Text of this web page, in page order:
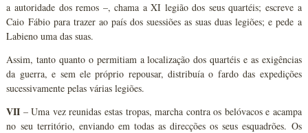
a autoridade dos remos –, chama a XI legião dos seus quartéis; escreve a
Caio Fábio para trazer ao país dos suessiões as suas duas legiões; e pede a
Labieno uma das suas.
Assim, tanto quanto o permitiam a localização dos quartéis e as exigências
da guerra, e sem ele próprio repousar, distribuía o fardo das expedições
sucessivamente pelas várias legiões.
VII – Uma vez reunidas estas tropas, marcha contra os belóvacos e acampa
no seu território, enviando em todas as direcções os seus esquadrões. Os